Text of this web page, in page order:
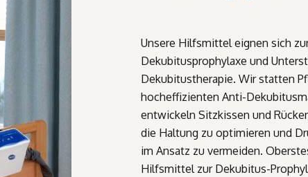
Unsere Hilfsmittel eignen sich
Dekubitusprophylaxe und
Dekubitustherapie. Wir statten
hocheffizienten Anti-
entwickeln Sitzkissen und
die Haltung zu optimieren und
im Ansatz zu vermeiden.
Hilfsmittel zur Dekubitus-